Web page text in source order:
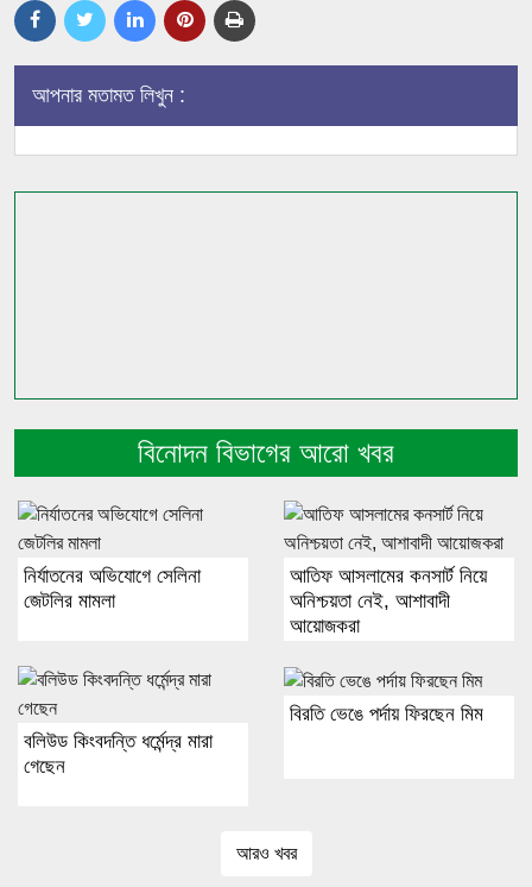
আপনার মতামত লিখুন :
বিনোদন বিভাগের আরো খবর
নির্যাতনের অভিযোগে সেলিনা
জেটলির মামলা
আতিফ আসলামের কনসার্ট নিয়ে
অনিশ্চয়তা নেই, আশাবাদী
আয়োজকরা
বলিউড কিংবদন্তি ধর্মেন্দ্র মারা
গেছেন
বিরতি ভেঙে পর্দায় ফিরছেন মিম
আরও খবর